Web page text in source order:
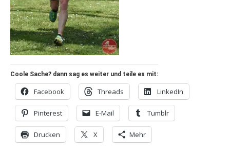
Coole Sache? dann sag es weiter und teile es mit:
Facebook Threads LinkedIn
Pinterest E-Mail Tumblr
Drucken X Mehr